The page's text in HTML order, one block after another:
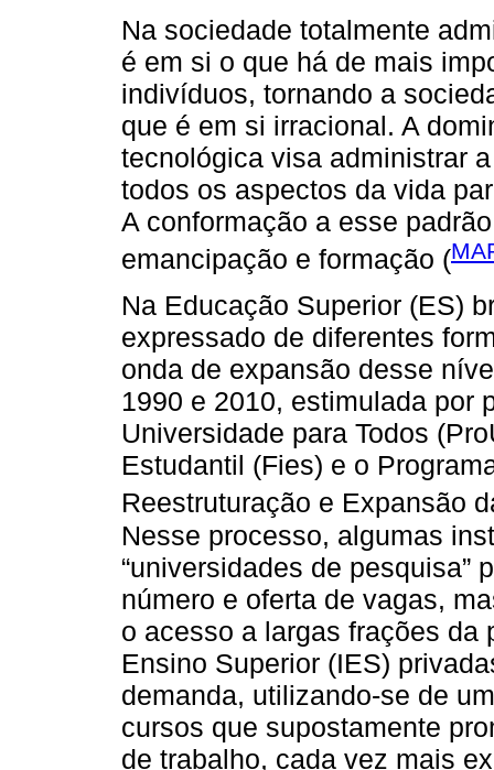
Na sociedade totalmente
é em si o que há de mais
indivíduos, tornando a
que é em si irracional. A
tecnológica visa administrar
todos os aspectos da vida
A conformação a esse
emancipação e formação (
Na Educação Superior (ES)
expressado de diferentes
onda de expansão desse
1990 e 2010, estimulada por
Universidade para Todos
Estudantil (Fies) e o
Reestruturação e Expansão
Nesse processo, algumas
“universidades de pesquisa”
número e oferta de vagas,
o acesso a largas frações da
Ensino Superior (IES)
demanda, utilizando-se de
cursos que supostamente
de trabalho, cada vez mais